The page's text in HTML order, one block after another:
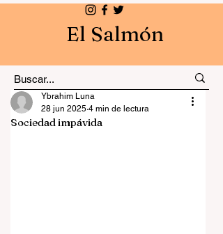
El Salmón
Sociedad impávida
Ybrahim Luna
28 jun 2025 4 min de lectura